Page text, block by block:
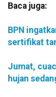
Baca juga:
BPN
sertifikat
Jumat,
hujan